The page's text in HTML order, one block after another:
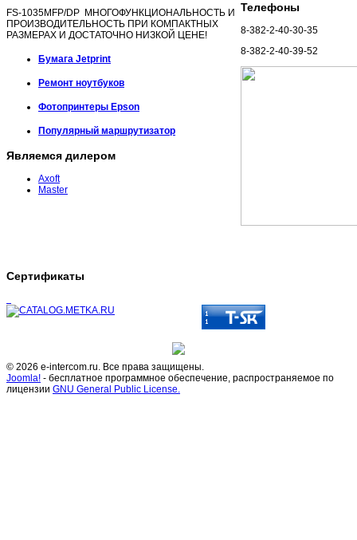
FS-1035MFP/DP МНОГОФУНКЦИОНАЛЬНОСТЬ И
ПРОИЗВОДИТЕЛЬНОСТЬ ПРИ КОМПАКТНЫХ
РАЗМЕРАХ И ДОСТАТОЧНО НИЗКОЙ ЦЕНЕ!
Бумага Jetprint
Ремонт ноутбуков
Фотопринтеры Epson
Популярный маршрутизатор
Являемся дилером
Axoft
Master
Телефоны
8-382-2-40-30-35
8-382-2-40-39-52
Сертификаты
© 2026 e-intercom.ru. Все права защищены.
Joomla! - бесплатное программное обеспечение, распространяемое по
лицензии GNU General Public License.